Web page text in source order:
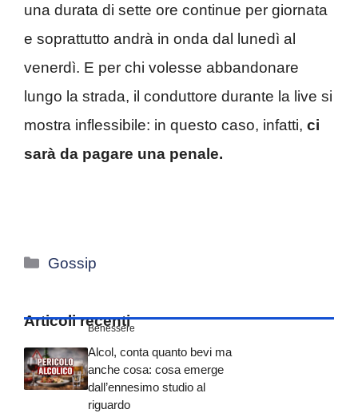
una durata di sette ore continue per giornata
e soprattutto andrà in onda dal lunedì al
venerdì. E per chi volesse abbandonare
lungo la strada, il conduttore durante la live si
mostra inflessibile: in questo caso, infatti, ci
sarà da pagare una penale.
Categorie
Gossip
Articoli recenti
Benessere
Alcol, conta quanto bevi ma
anche cosa: cosa emerge
dall’ennesimo studio al
riguardo